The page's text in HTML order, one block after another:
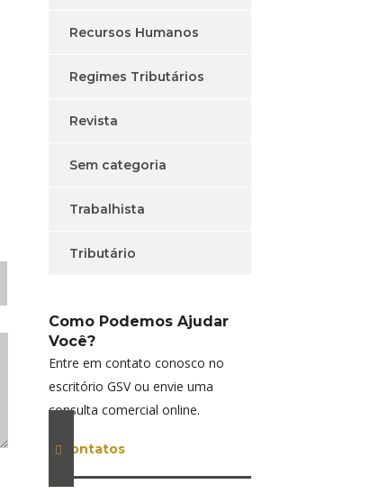
Recursos Humanos
Regimes Tributários
Revista
Sem categoria
Trabalhista
Tributário
Como Podemos Ajudar
Você?
Entre em contato conosco no
escritório GSV ou envie uma
consulta comercial online.
contatos